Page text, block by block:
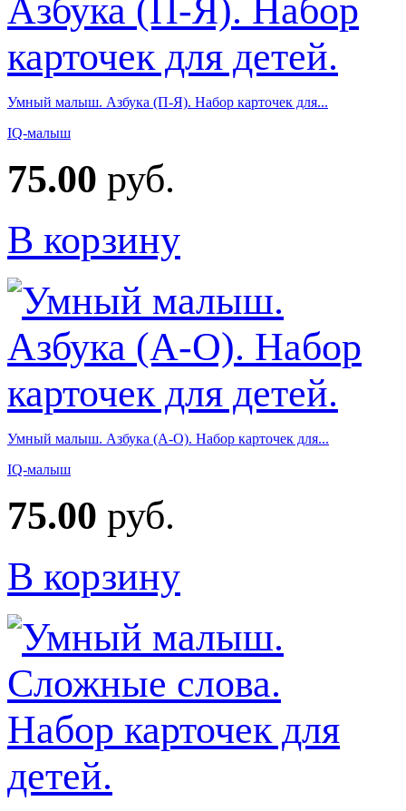
Умный малыш. Азбука (П-Я). Набор карточек для...
IQ-малыш
75.00 руб.
В корзину
Умный малыш. Азбука (А-О). Набор карточек для...
IQ-малыш
75.00 руб.
В корзину